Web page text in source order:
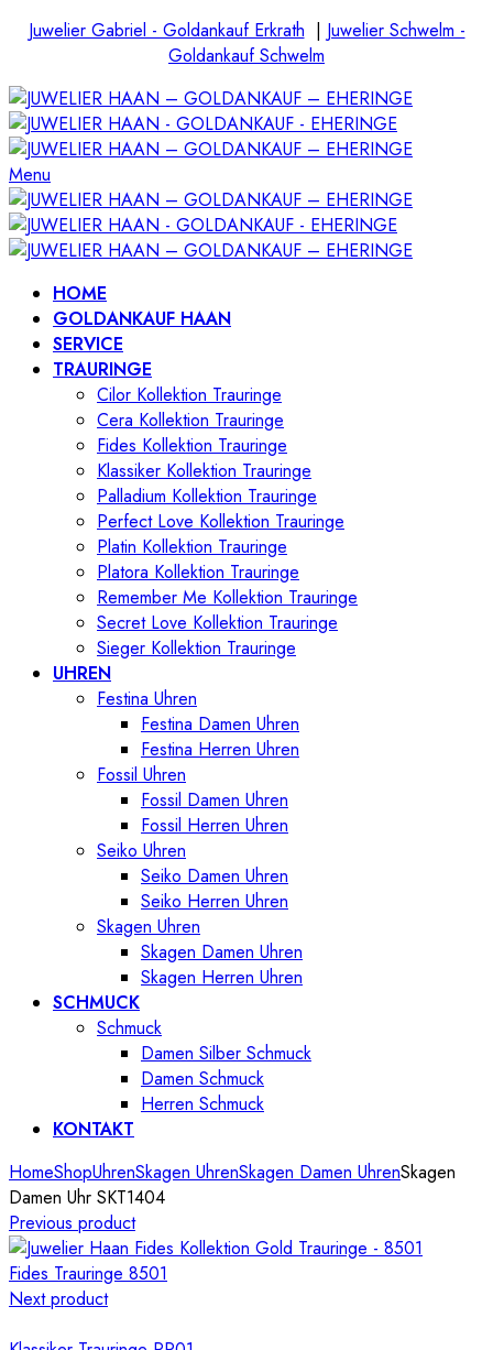
Juwelier Gabriel - Goldankauf Erkrath | Juwelier Schwelm -
Goldankauf Schwelm
Menu
HOME
GOLDANKAUF HAAN
SERVICE
TRAURINGE
Cilor Kollektion Trauringe
Cera Kollektion Trauringe
Fides Kollektion Trauringe
Klassiker Kollektion Trauringe
Palladium Kollektion Trauringe
Perfect Love Kollektion Trauringe
Platin Kollektion Trauringe
Platora Kollektion Trauringe
Remember Me Kollektion Trauringe
Secret Love Kollektion Trauringe
Sieger Kollektion Trauringe
UHREN
Festina Uhren
Festina Damen Uhren
Festina Herren Uhren
Fossil Uhren
Fossil Damen Uhren
Fossil Herren Uhren
Seiko Uhren
Seiko Damen Uhren
Seiko Herren Uhren
Skagen Uhren
Skagen Damen Uhren
Skagen Herren Uhren
SCHMUCK
Schmuck
Damen Silber Schmuck
Damen Schmuck
Herren Schmuck
KONTAKT
HomeShopUhrenSkagen UhrenSkagen Damen UhrenSkagen
Damen Uhr SKT1404
Previous product
Fides Trauringe 8501
Next product